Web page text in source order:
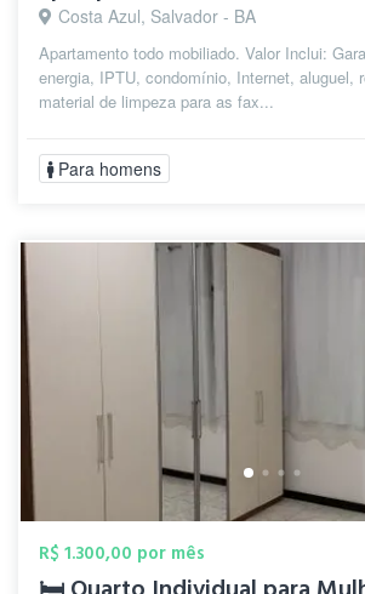
Costa Azul, Salvador - BA
Apartamento todo mobiliado. Valor Inclui:
energia, IPTU, condomínio, Internet, aluguel,
material de limpeza para as fax...
Para homens
R$ 1.300,00 por mês